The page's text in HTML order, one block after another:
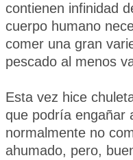
contienen infinidad
cuerpo humano
comer una gran
pescado al menos
Esta vez hice
que podría engañar
normalmente no
ahumado, pero,